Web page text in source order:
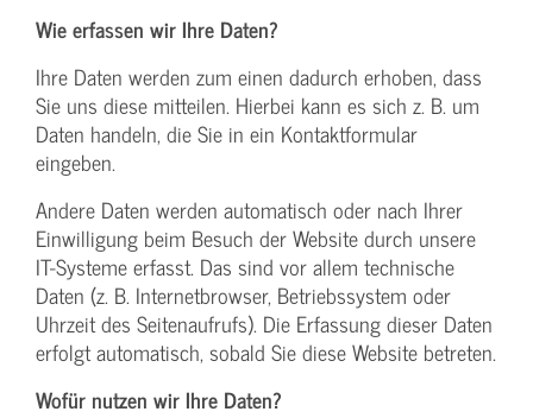
Wie erfassen wir Ihre Daten?
Ihre Daten werden zum einen dadurch erhoben, dass
Sie uns diese mitteilen. Hierbei kann es sich z. B. um
Daten handeln, die Sie in ein Kontaktformular
eingeben.
Andere Daten werden automatisch oder nach Ihrer
Einwilligung beim Besuch der Website durch unsere
IT-Systeme erfasst. Das sind vor allem technische
Daten (z. B. Internetbrowser, Betriebssystem oder
Uhrzeit des Seitenaufrufs). Die Erfassung dieser Daten
erfolgt automatisch, sobald Sie diese Website betreten.
Wofür nutzen wir Ihre Daten?